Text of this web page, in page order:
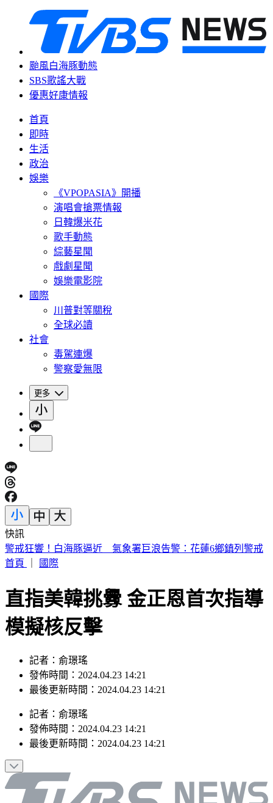
颱風白海豚動態
SBS歌謠大戰
優惠好康情報
首頁
即時
生活
政治
娛樂
《VPOPASIA》開播
演唱會搶票情報
日韓爆米花
歌手動態
綜藝星聞
戲劇星聞
娛樂電影院
國際
川普對等關稅
全球必讀
社會
毒駕連爆
警察愛無限
更多
快訊
8旬翁持拐杖打死病妻！右臉被打爛牙眼脫落 桃地院裁定羈
押
直指美韓挑釁 金正恩首次指導
模擬核反擊
記者：俞璟瑤
發佈時間：2024.04.23 14:21
記者：俞璟瑤
發佈時間：2024.04.23 14:21